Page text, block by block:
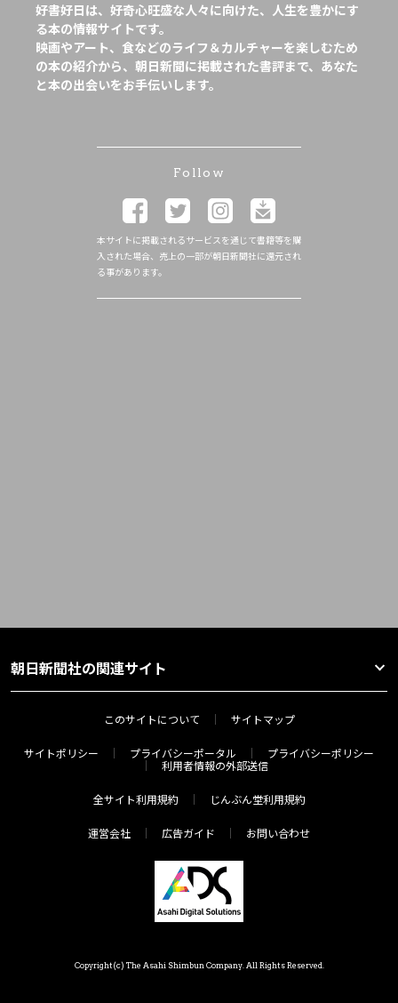
好書好日は、好奇心旺盛な人々に向けた、人生を豊かにす
る本の情報サイトです。
映画やアート、食などのライフ＆カルチャーを楽しむため
の本の紹介から、朝日新聞に掲載された書評まで、あなた
と本の出会いをお手伝いします。
Follow
本サイトに掲載されるサービスを通じて書籍等を購
入された場合、売上の一部が朝日新聞社に還元され
る事があります。
朝日新聞社の関連サイト
このサイトについて サイトマップ
サイトポリシー プライバシーポータル
プライバシーポリシー
利用者情報の外部送信
全サイト利用規約 じんぶん堂利用規約
運営会社 広告ガイド お問い合わせ
Copyright(c) The Asahi Shimbun Company. All Rights Reserved.